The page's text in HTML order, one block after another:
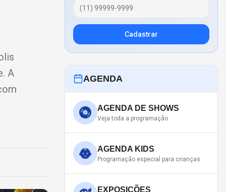
A
Cadastrar
AGENDA
AGENDA DE SHOWS
Veja toda a programação
AGENDA KIDS
Programação especial para crianças
EXPOSIÇÕES